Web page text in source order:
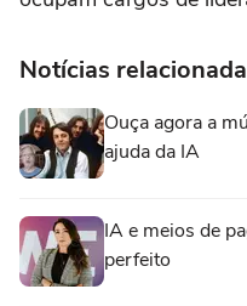
Notícias
Ouça agora a
ajuda da IA
IA e meios de
perfeito